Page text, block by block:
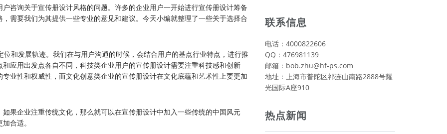
咨询关于宣传册设计风格的问题。许多的企业用户一开始进行宣传册设计筹备
需要我们为其提供一些专业的意见和建议。今天小编就整理了一些关于选择合
和发展轨迹。我们在与用户沟通的时候，会结合用户的基点行业特点，进行推
应用出发点各自不同，科技类企业用户的宣传册设计需要注重科技感和创新
业性和权威性，而文化创意类企业的宣传册设计在文化底蕴和艺术性上要更加
果企业注重传统文化，那么就可以在宣传册设计中加入一些传统的中国风元
合适。
联系信息
电话：4000822606
QQ：476981139
邮箱：bob.zhu@hf-ps.com
地址：上海市普陀区祁连山南路2888号耀
光国际A座910
热点新闻